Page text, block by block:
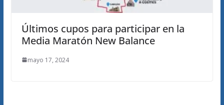
Últimos cupos para participar en la
Media Maratón New Balance
mayo 17, 2024